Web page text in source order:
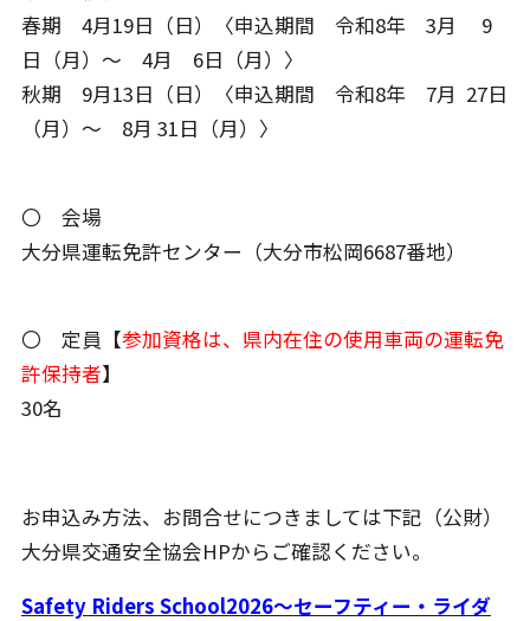
春期 4月19日（日）〈申込期間 令和8年 3月 9
日（月）～ 4月 6日（月）〉
秋期 9月13日（日）〈申込期間 令和8年 7月 27日
（月）～ 8月 31日（月）〉
〇 会場
大分県運転免許センター（大分市松岡6687番地）
〇 定員【参加資格は、県内在住の使用車両の運転免
許保持者】
30名
お申込み方法、お問合せにつきましては下記（公財）
大分県交通安全協会HPからご確認ください。
Safety Riders School2026～セーフティー・ライダ